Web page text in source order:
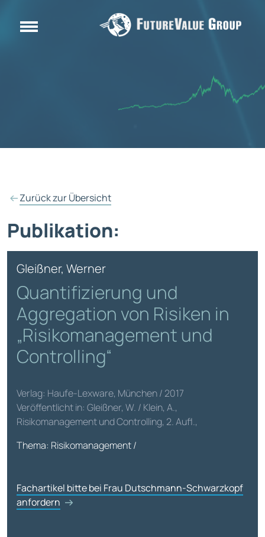
Zurück zur Übersicht
Publikation:
Gleißner, Werner
Quantifizierung und
Aggregation von Risiken in
„Risikomanagement und
Controlling“
Verlag: Haufe-Lexware, München / 2017
Veröffentlicht in: Gleißner, W. / Klein, A.,
Risikomanagement und Controlling, 2. Aufl.,
Thema: Risikomanagement /
Fachartikel bitte bei Frau Dutschmann-Schwarzkopf
anfordern